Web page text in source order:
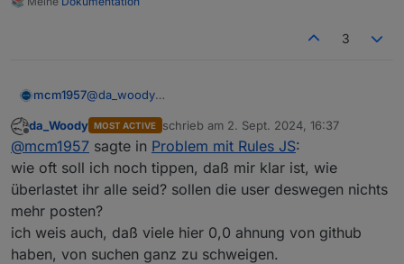
3
mcm1957@da_woody
Bluefox bekommt soviele Github Mails dass er diese
nicht lesen kann. Ich hab zeitweise auch bis zu 1000
Mails v Github an einem Tag. Noch schaff ich es mit
Regeln die unwichtigen zu löschen.Dass dabei was
verloren geht kann ich aber nicht
ausschliessen.Aber ich verstehe voll wenn Bluefox
Mails v Github prinzipiell deaktiviert. Und bei java-
script ist er uch nicht Hauptmaintainer ...
Lange Rede kurzer Sinn
Bevor hier lange geraunzt wird sendet doch im
Bedarfsfall bitte ein höfliches Ping via Telegram an
den dev.
Und von mir ein DANKE dass BF sichcdas ansieht.
Offline
da_Woody MOST ACTIVE schrieb am 2. Sept. 2024, 16:37
zuletzt editiert von
@mcm1957 sagte in Problem mit Rules JS:
wie oft soll ich noch tippen, daß mir klar ist, wie
überlastet ihr alle seid? sollen die user deswegen nichts
mehr posten?
ich weis auch, daß viele hier 0,0 ahnung von github
haben, von suchen ganz zu schweigen.